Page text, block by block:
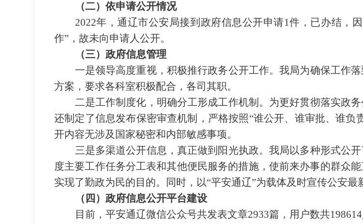
（二）依申请公开情况
2022年，通辽市公安局接到政府信息公开申请1件，已办结，
作”，故未向申请人公开。
（三）政府信息管理
一是领导高度重视，积极推行政务公开工作。我局为确保工作
方案，要求各科室积极配合，各司其职。
二是工作制度化，明确分工形成工作机制。为更好贯彻落实政
还制定了信息发布保密审查机制，严格按照“谁公开、谁审批、谁负
开内容无涉及国家秘密和内部敏感事项。
三是多渠道公开信息，真正做到阳光执政。我局以多种形式公
度主要工作任务分工表和其他便民服务的措施，使前来办事的群众
实现了勤政为民的目的。同时，以“平安通辽”为载体及时宣传公安最
（四）政府信息公开平台建设
目前，平安通辽微信公众号共发表文章2933篇，用户数共198614